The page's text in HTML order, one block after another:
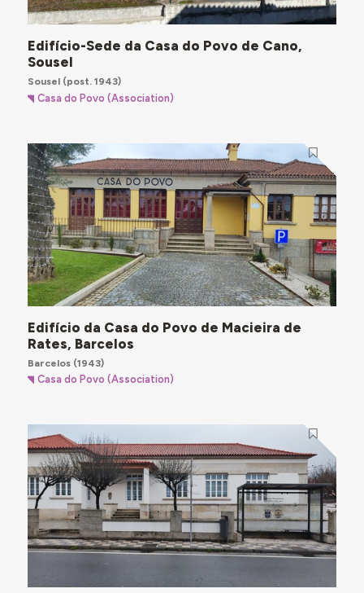
Edifício-Sede da Casa do Povo de Cano,
Sousel
Sousel(post. 1943)
Casa do Povo (Association)
Edifício da Casa do Povo de Macieira de
Rates, Barcelos
Barcelos(1943)
Casa do Povo (Association)